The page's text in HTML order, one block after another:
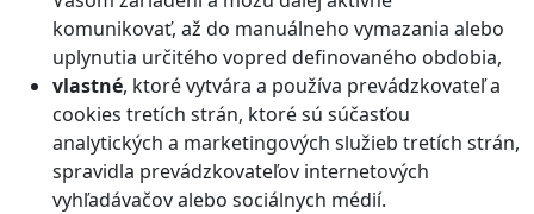
komunikovať, až do manuálneho vymazania alebo
uplynutia určitého vopred definovaného obdobia,
vlastné, ktoré vytvára a používa prevádzkovateľ a
cookies tretích strán, ktoré sú súčasťou
analytických a marketingových služieb tretích strán,
spravidla prevádzkovateľov internetových
vyhľadávačov alebo sociálnych médií.